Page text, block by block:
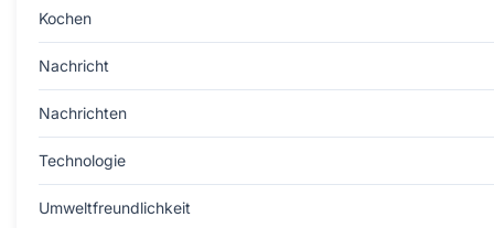
Kochen
Nachricht
Nachrichten
Technologie
Umweltfreundlichkeit